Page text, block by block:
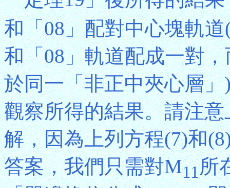
和「08」配對中心塊軌
和「08」軌道配成一對
於同一「非正中夾心層
觀察所得的結果。請注
解，因為上列方程(7)和
答案，我們只需對M11所